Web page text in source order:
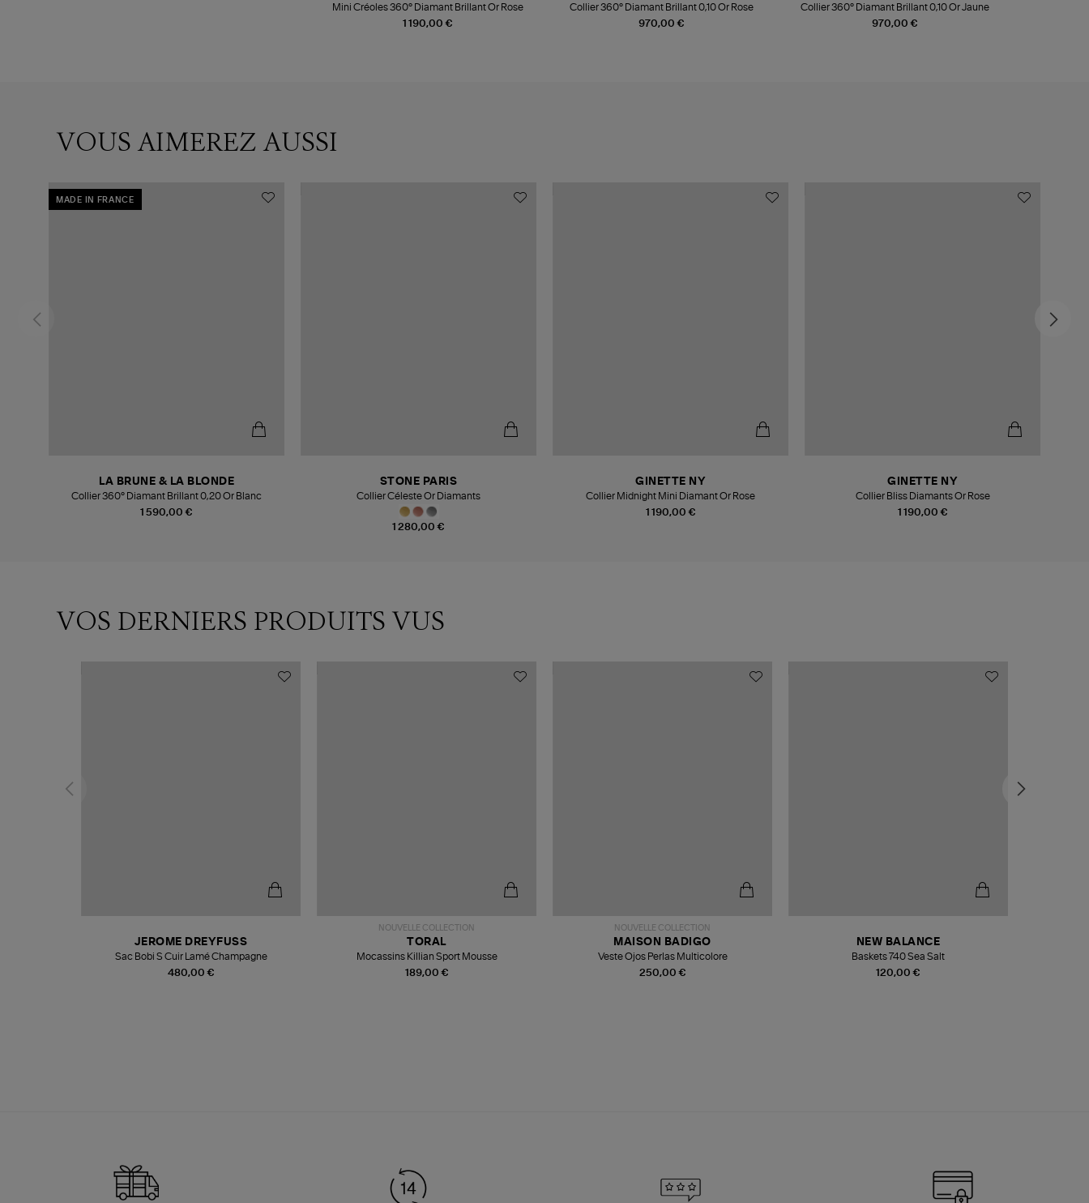
1 190,00 €
Mini Créoles 360° Diamant Brillant Or Rose
970,00 €
Collier 360° Diamant Brillant 0,10 Or Rose
970,00 €
Collier 360° Diamant Brillant 0,10 Or Jaune
VOUS AIMEREZ AUSSI
MADE IN FRANCE
1 590,00 €
LA BRUNE & LA BLONDE
Collier 360° Diamant Brillant 0,20 Or Blanc
1 280,00 €
STONE PARIS
Collier Céleste Or Diamants
1 190,00 €
GINETTE NY
Collier Midnight Mini Diamant Or Rose
1 190,00 €
GINETTE NY
Collier Bliss Diamants Or Rose
VOS DERNIERS PRODUITS VUS
480,00 €
JEROME DREYFUSS
Sac Bobi S Cuir Lamé Champagne
NOUVELLE COLLECTION
189,00 €
TORAL
Mocassins Killian Sport Mousse
NOUVELLE COLLECTION
250,00 €
MAISON BADIGO
Veste Ojos Perlas Multicolore
120,00 €
NEW BALANCE
Baskets 740 Sea Salt